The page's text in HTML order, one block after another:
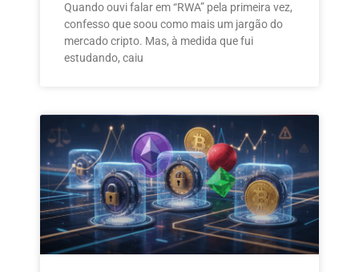
Quando ouvi falar em “RWA” pela primeira vez,
confesso que soou como mais um jargão do
mercado cripto. Mas, à medida que fui
estudando, caiu